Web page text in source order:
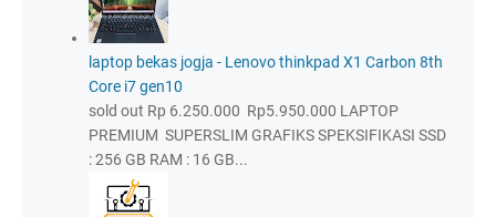
laptop bekas jogja - Lenovo thinkpad X1 Carbon 8th
Core i7 gen10
sold out Rp 6.250.000 Rp5.950.000 LAPTOP
PREMIUM SUPERSLIM GRAFIKS SPEKSIFIKASI SSD
: 256 GB RAM : 16 GB...